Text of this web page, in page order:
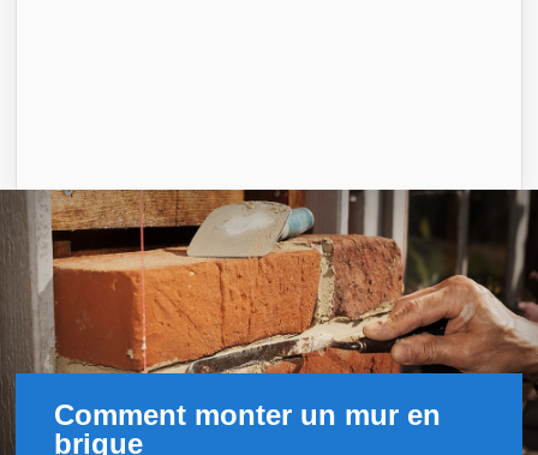
Comment monter un mur en
brique